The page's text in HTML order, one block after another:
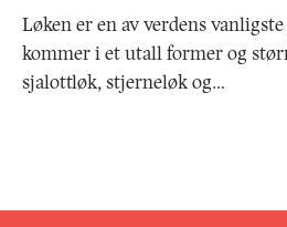
Løken er en av verdens
kommer i et utall former og
sjalottløk, stjerneløk og…